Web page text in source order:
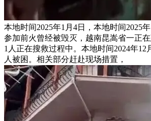
本地时间2025年1月4日，本地时间2025
参加前火曾经被毁灭，越南昆嵩省一正
1人正在搜救过程中。本地时间2024年12
人被困。相关部分赶赴现场措置，